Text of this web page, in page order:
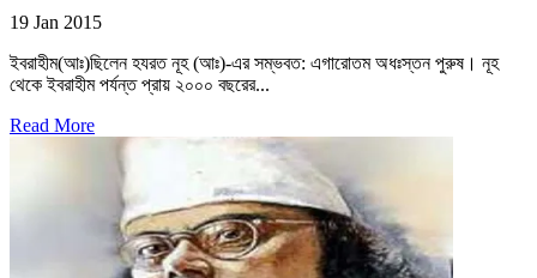
19 Jan 2015
ইবরাহীম(আঃ)ছিলেন হযরত নূহ (আঃ)-এর সম্ভবত: এগারোতম অধঃস্তন পুরুষ। নূহ
থেকে ইবরাহীম পর্যন্ত প্রায় ২০০০ বছরের...
Read More